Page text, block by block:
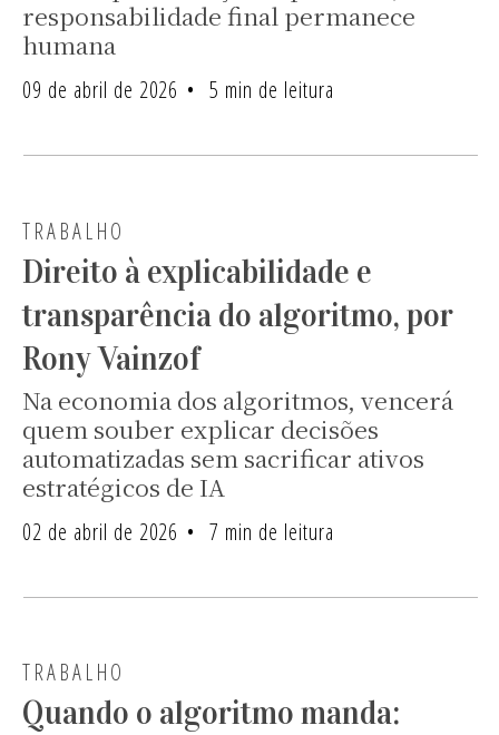
responsabilidade final permanece
humana
09 de abril de 2026 5 min de leitura
TRABALHO
Direito à explicabilidade e
transparência do algoritmo, por
Rony Vainzof
Na economia dos algoritmos, vencerá
quem souber explicar decisões
automatizadas sem sacrificar ativos
estratégicos de IA
02 de abril de 2026 7 min de leitura
TRABALHO
Quando o algoritmo manda: